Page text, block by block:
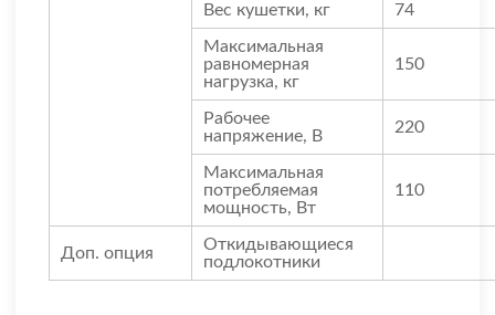
Вес кушетки, кг 74
Максимальная
равномерная
нагрузка, кг
150
Рабочее
напряжение, В
220
Максимальная
потребляемая
мощность, Вт
110
Доп. опция
Откидывающиеся
подлокотники